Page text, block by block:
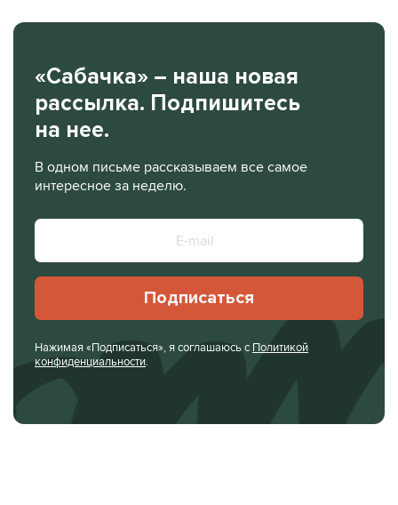
«Сабачка» – наша новая
рассылка. Подпишитесь
на нее.
В одном письме рассказываем все самое
интересное за неделю.
Подписаться
Нажимая «Подписаться», я соглашаюсь с Политикой
конфиденциальности.